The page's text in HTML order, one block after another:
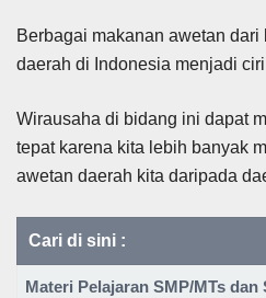
Berbagai makanan awetan
daerah di Indonesia menjadi
Wirausaha di bidang ini dapat
tepat karena kita lebih banyak
awetan daerah kita daripada
Cari di sini :
Materi Pelajaran SMP/MTs dan